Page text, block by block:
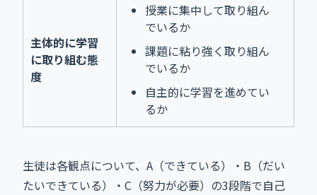
主体的に学習
に取り組む態
度
授業に集中して取り組ん
でいるか
課題に粘り強く取り組ん
でいるか
自主的に学習を進めてい
るか
生徒は各観点について、A（できている）・B（だい
たいできている）・C（努力が必要）の3段階で自己